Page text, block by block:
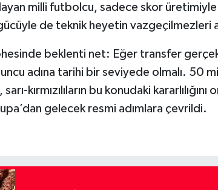
milli futbolcu, sadece skor
de teknik heyetin vazgeçilmezleri
beklenti net: Eğer transfer
adına tarihi bir seviyede olmalı. 50
kırmızılıların bu konudaki
gelecek resmi adımlara çevrildi.